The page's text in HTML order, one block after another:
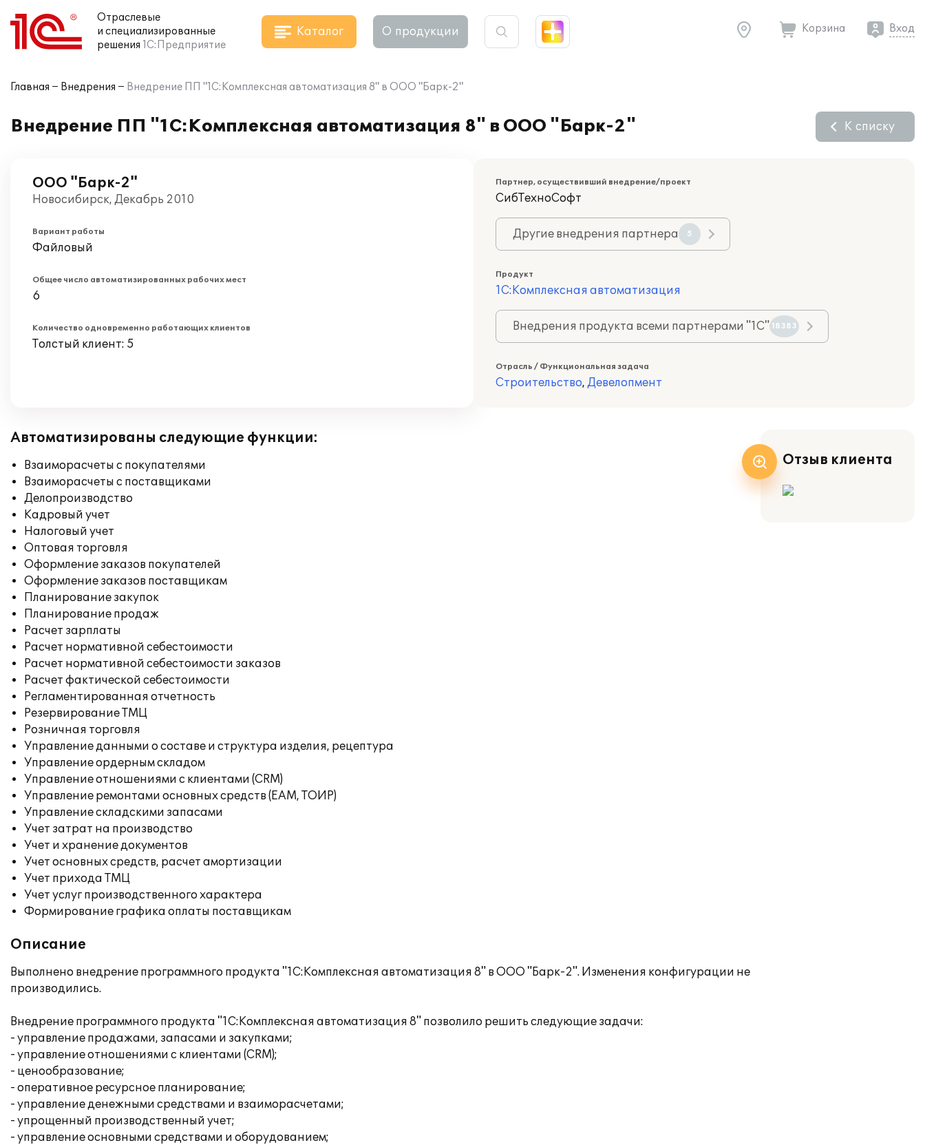
Отраслевые
и специализированные
решения 1С:Предприятие
Каталог О продукции Корзина Вход
Главная Внедрения Внедрение ПП "1С:Комплексная автоматизация 8" в ООО "Барк-2"
Внедрение ПП "1С:Комплексная автоматизация 8" в ООО "Барк-2" К списку
ООО "Барк-2"
Новосибирск, Декабрь 2010
Вариант работы
Файловый
Общее число автоматизированных рабочих мест
6
Количество одновременно работающих клиентов
Толстый клиент: 5
Партнер, осуществивший внедрение/проект
СибТехноСофт
Другие внедрения партнера 5
Продукт
1С:Комплексная автоматизация
Внедрения продукта всеми партнерами "1С" 18383
Отрасль / Функциональная задача
Строительство, Девелопмент
Автоматизированы следующие функции:
Взаиморасчеты с покупателями
Взаиморасчеты с поставщиками
Делопроизводство
Кадровый учет
Налоговый учет
Оптовая торговля
Оформление заказов покупателей
Оформление заказов поставщикам
Планирование закупок
Планирование продаж
Расчет зарплаты
Расчет нормативной себестоимости
Расчет нормативной себестоимости заказов
Расчет фактической себестоимости
Регламентированная отчетность
Резервирование ТМЦ
Розничная торговля
Управление данными о составе и структура изделия, рецептура
Управление ордерным складом
Управление отношениями с клиентами (CRM)
Управление ремонтами основных средств (EAM, ТОИР)
Управление складскими запасами
Учет затрат на производство
Учет и хранение документов
Учет основных средств, расчет амортизации
Учет прихода ТМЦ
Учет услуг производственного характера
Формирование графика оплаты поставщикам
Описание
Выполнено внедрение программного продукта "1С:Комплексная автоматизация 8" в ООО "Барк-2". Изменения конфигурации не
производились.
Внедрение программного продукта "1С:Комплексная автоматизация 8" позволило решить следующие задачи:
- управление продажами, запасами и закупками;
- управление отношениями с клиентами (CRM);
- ценообразование;
- оперативное ресурсное планирование;
- управление денежными средствами и взаиморасчетами;
- упрощенный производственный учет;
- управление основными средствами и оборудованием;
Отзыв клиента